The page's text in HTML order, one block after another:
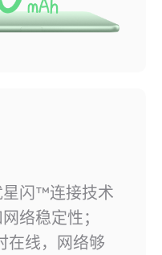
星闪™连接技术
络稳定性；
在线，网络够